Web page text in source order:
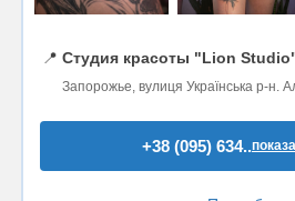
📍 Студия красоты "Lion
Запорожье, вулиця Українська р-н.
+38 (095) 634..